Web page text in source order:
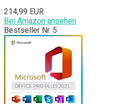
214,99 EUR
Bei Amazon ansehen
Bestseller Nr. 5